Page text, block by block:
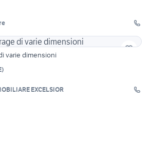
varie dimensioni
)
EXCELSIOR